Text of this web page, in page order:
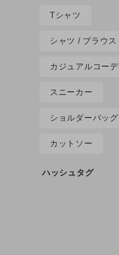
Tシャツ
シャツ / ブラウス
カジュアルコーデ
スニーカー
ショルダーバッグ
カットソー